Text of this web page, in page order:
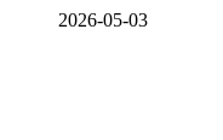
2026-05-03